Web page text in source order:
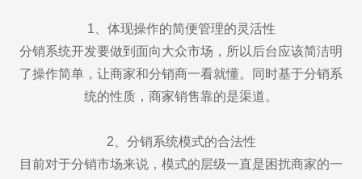
1、体现操作的简便管理的灵活性
分销系统开发要做到面向大众市场，所以后台应该简洁明
了操作简单，让商家和分销商一看就懂。同时基于分销系
统的性质，商家销售靠的是渠道。
2、分销系统模式的合法性
目前对于分销市场来说，模式的层级一直是困扰商家的一